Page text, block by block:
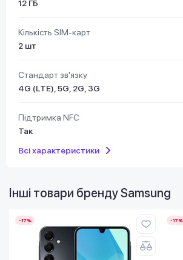
12 ГБ
Кількість SIM-карт
2 шт
Стандарт зв'язку
4G (LTE), 5G, 2G, 3G
Підтримка NFC
Так
Всі характеристики
Інші товари брендуSamsung
-17% -17%